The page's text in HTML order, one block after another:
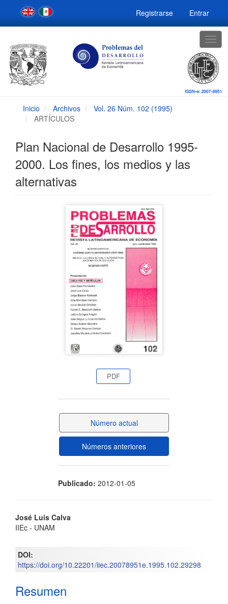
Navegación
principal
Contenido
Barra
lateral
Registrarse Entrar
Inicio Archivos
Vol. 26 Núm. 102 (1995)
ARTÍCULOS
Plan Nacional de Desarrollo 1995-
2000. Los fines, los medios y las
alternativas
PDF
Número actual
Números anteriores
Publicado: 2012-01-05
Contenido
del
artículo
José Luis Calva
IIEc - UNAM
DOI:
https://doi.org/10.22201/iiec.20078951e.1995.102.29298
Resumen